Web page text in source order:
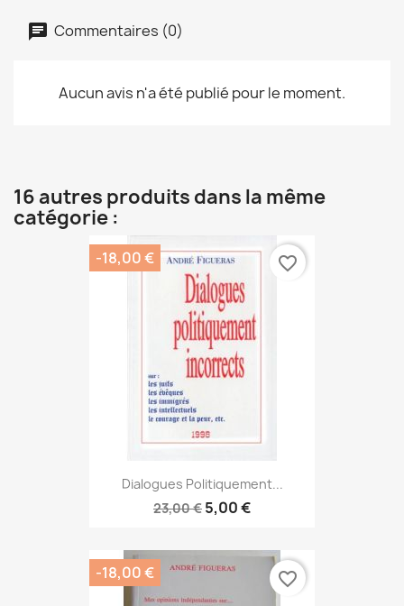
Commentaires (0)
Aucun avis n'a été publié pour le moment.
16 autres produits dans la même
catégorie :
Dialogues Politiquement...
23,00 € 5,00 €
-18,00 € favorite_border
-18,00 € favorite_border